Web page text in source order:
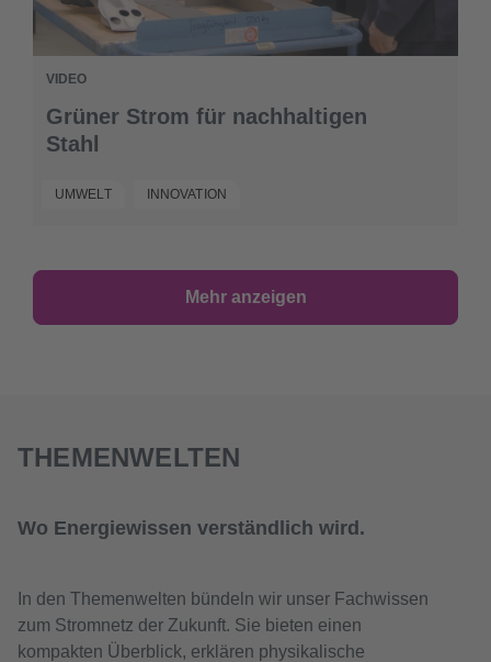
VIDEO
Grüner Strom für nachhaltigen
Stahl
UMWELT INNOVATION
Mehr anzeigen
THEMENWELTEN
Wo Energiewissen verständlich wird.
In den Themenwelten bündeln wir unser Fachwissen
zum Stromnetz der Zukunft. Sie bieten einen
kompakten Überblick, erklären physikalische